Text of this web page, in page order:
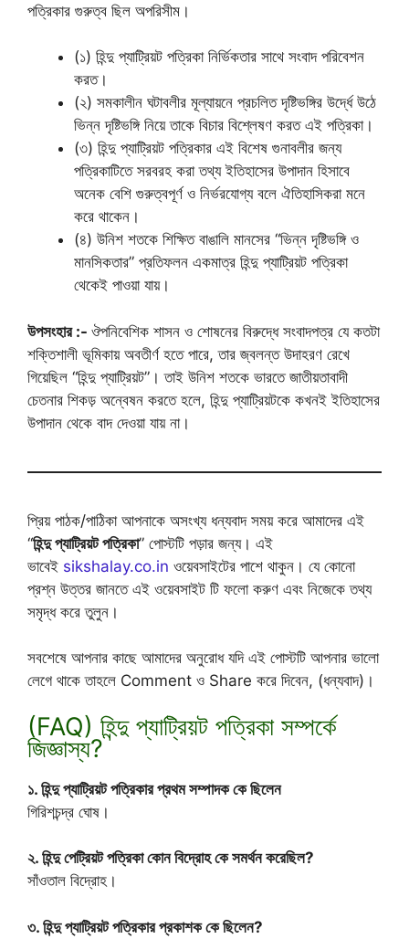
পত্রিকার গুরুত্ব ছিল অপরিসীম।
(১) হিন্দু প্যাট্রিয়ট পত্রিকা নির্ভিকতার সাথে সংবাদ পরিবেশন
করত।
(২) সমকালীন ঘটাবলীর মূল্যায়নে প্রচলিত দৃষ্টিভঙ্গির উর্দ্ধে উঠে
ভিন্ন দৃষ্টিভঙ্গি নিয়ে তাকে বিচার বিশ্লেষণ করত এই পত্রিকা।
(৩) হিন্দু প্যাট্রিয়ট পত্রিকার এই বিশেষ গুনাবলীর জন্য
পত্রিকাটিতে সরবরহ করা তথ্য ইতিহাসের উপাদান হিসাবে
অনেক বেশি গুরুত্বপূর্ণ ও নির্ভরযোগ্য বলে ঐতিহাসিকরা মনে
করে থাকেন।
(৪) উনিশ শতকে শিক্ষিত বাঙালি মানসের “ভিন্ন দৃষ্টিভঙ্গি ও
মানসিকতার” প্রতিফলন একমাত্র হিন্দু প্যাট্রিয়ট পত্রিকা
থেকেই পাওয়া যায়।
উপসংহার :- ঔপনিবেশিক শাসন ও শোষনের বিরুদ্ধে সংবাদপত্র যে কতটা
শক্তিশালী ভূমিকায় অবতীর্ণ হতে পারে, তার জ্বলন্ত উদাহরণ রেখে
গিয়েছিল “হিন্দু প্যাট্রিয়ট”। তাই উনিশ শতকে ভারতে জাতীয়তাবাদী
চেতনার শিকড় অন্বেষন করতে হলে, হিন্দু প্যাট্রিয়টকে কখনই ইতিহাসের
উপাদান থেকে বাদ দেওয়া যায় না।
প্রিয় পাঠক/পাঠিকা আপনাকে অসংখ্য ধন্যবাদ সময় করে আমাদের এই
“হিন্দু প্যাট্রিয়ট পত্রিকা” পোস্টটি পড়ার জন্য। এই
ভাবেই sikshalay.co.in ওয়েবসাইটের পাশে থাকুন। যে কোনো
প্রশ্ন উত্তর জানতে এই ওয়েবসাইট টি ফলো করুণ এবং নিজেকে তথ্য
সমৃদ্ধ করে তুলুন।
সবশেষে আপনার কাছে আমাদের অনুরোধ যদি এই পোস্টটি আপনার ভালো
লেগে থাকে তাহলে Comment ও Share করে দিবেন, (ধন্যবাদ)।
(FAQ) হিন্দু প্যাট্রিয়ট পত্রিকা সম্পর্কে
জিজ্ঞাস্য?
১. হিন্দু প্যাট্রিয়ট পত্রিকার প্রথম সম্পাদক কে ছিলেন
গিরিশচন্দ্র ঘোষ।
২. হিন্দু পেট্রিয়ট পত্রিকা কোন বিদ্রোহ কে সমর্থন করেছিল?
সাঁওতাল বিদ্রোহ।
৩. হিন্দু প্যাট্রিয়ট পত্রিকার প্রকাশক কে ছিলেন?